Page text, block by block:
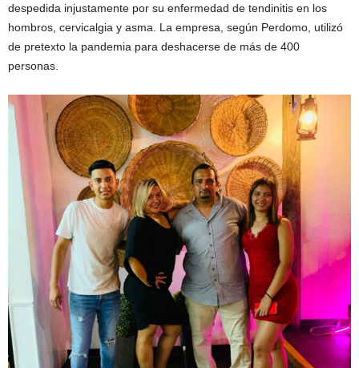
despedida injustamente por su enfermedad de tendinitis en los
hombros, cervicalgia y asma. La empresa, según Perdomo, utilizó
de pretexto la pandemia para deshacerse de más de 400
personas.